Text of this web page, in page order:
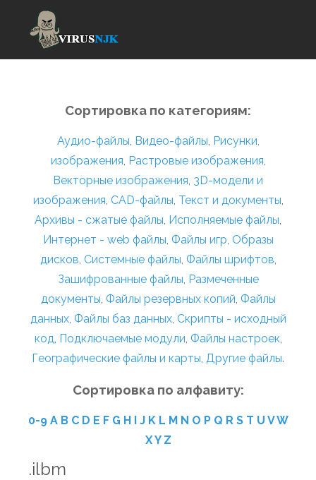
Сортировка по категориям:
Аудио-файлы, Видео-файлы, Рисунки,
изображения, Растровые изображения,
Векторные изображения, 3D-модели и
изображения, CAD-файлы, Текст и документы,
Архивы - сжатые файлы, Исполняемые файлы,
Интернет - web файлы, Файлы игр, Образы
дисков, Системные файлы, Файлы шрифтов,
Зашифрованные файлы, Размеченные
документы, Файлы резервных копий, Файлы
данных, Файлы баз данных, Скрипты - исходный
код, Подключаемые модули, Файлы настроек,
Географические файлы и карты, Другие файлы.
Сортировка по алфавиту:
0-9 A B C D E F G H I J K L M N O P Q R S T U VW
XY Z
.ilbm